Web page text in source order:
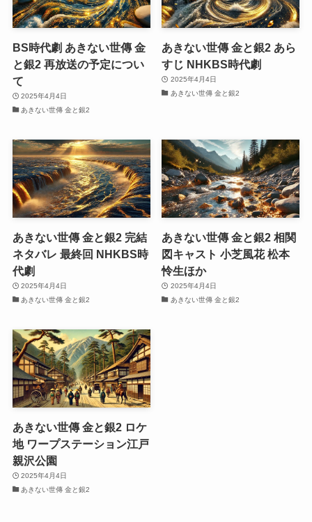
BS時代劇 あきない世傳 金
と銀2 再放送の予定につい
て
2025年4月4日
あきない世傳 金と銀2
あきない世傳 金と銀2 あら
すじ NHKBS時代劇
2025年4月4日
あきない世傳 金と銀2
あきない世傳 金と銀2 完結
ネタバレ 最終回 NHKBS時
代劇
2025年4月4日
あきない世傳 金と銀2
あきない世傳 金と銀2 相関
図キャスト 小芝風花 松本
怜生ほか
2025年4月4日
あきない世傳 金と銀2
あきない世傳 金と銀2 ロケ
地 ワープステーション江戸
親沢公園
2025年4月4日
あきない世傳 金と銀2